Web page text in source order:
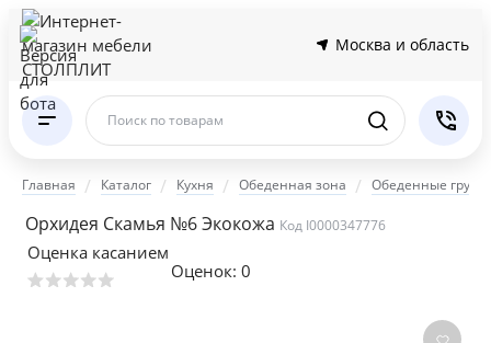
Москва и область
Поиск по товарам
Главная Каталог Кухня Обеденная зона Обеденные
Орхидея Скамья №6 Экокожа Код I0000347776
Оценка касанием
Оценок: 0